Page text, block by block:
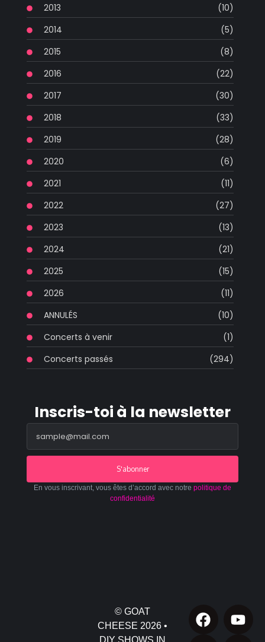
2013
(10)
2014
(5)
2015
(8)
2016
(22)
2017
(30)
2018
(33)
2019
(28)
2020
(6)
2021
(11)
2022
(27)
2023
(13)
2024
(21)
2025
(15)
2026
(11)
ANNULÉS
(10)
Concerts à venir
(1)
Concerts passés
(294)
Inscris-toi à la newsletter
S'abonner
En vous inscrivant, vous êtes d’accord avec notre politique de
confidentialité
© GOAT
CHEESE 2026 •
DIY SHOWS IN